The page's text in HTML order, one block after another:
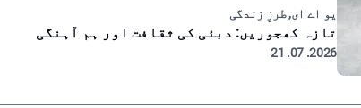
یو اے ای, طرزِ زندگی
تازہ کھجوریں: دبئی کی ثقافت اور ہم آہنگی
2026. 07. 21